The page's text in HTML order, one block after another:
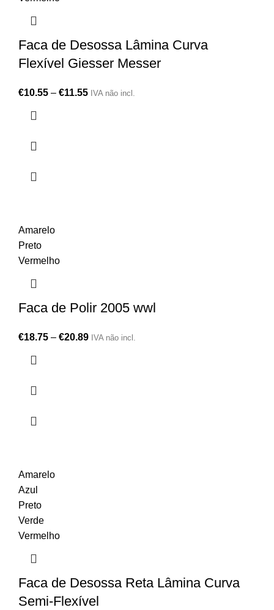
Faca de Desossa Lâmina Curva
Flexível Giesser Messer
€10.55 – €11.55 IVA não incl.
Amarelo
Preto
Vermelho
Faca de Polir 2005 wwl
€18.75 – €20.89 IVA não incl.
Amarelo
Azul
Preto
Verde
Vermelho
Faca de Desossa Reta Lâmina Curva
Semi-Flexível